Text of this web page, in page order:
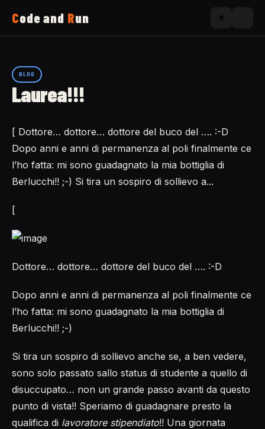
Code and Run ☀️
Running
Uses
Now
About
BLOG
Laurea!!!
[ Dottore… dottore… dottore del buco del …. :-D
Dopo anni e anni di permanenza al poli finalmente ce
l’ho fatta: mi sono guadagnato la mia bottiglia di
Berlucchi!! ;-) Si tira un sospiro di sollievo a...
[
Dottore… dottore… dottore del buco del …. :-D
Dopo anni e anni di permanenza al poli finalmente ce
l’ho fatta: mi sono guadagnato la mia bottiglia di
Berlucchi!! ;-)
Si tira un sospiro di sollievo anche se, a ben vedere,
sono solo passato sallo status di studente a quello di
disuccupato… non un grande passo avanti da questo
punto di vista!! Speriamo di guadagnare presto la
qualifica di lavoratore stipendiato!! Una giornata